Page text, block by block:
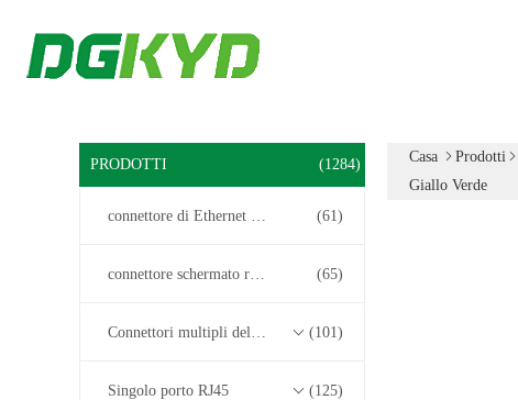
PRODOTTI (1284)
connettore di Ethernet rj45 (61)
connettore schermato rj45 (65)
Connettori multipli del porto RJ45 (101)
Singolo porto RJ45 (125)
Casa Prodotti
Giallo Verde